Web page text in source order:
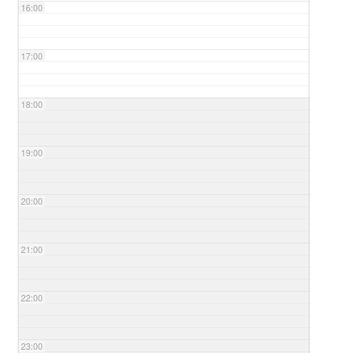
16:00
17:00
18:00
19:00
20:00
21:00
22:00
23:00